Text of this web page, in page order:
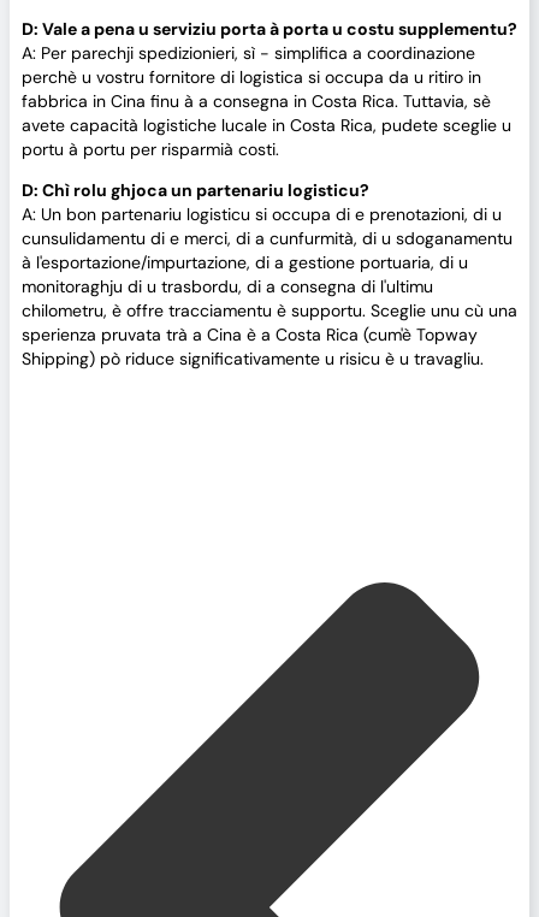
D: Vale a pena u serviziu porta à porta u costu supplementu?
A: Per parechji spedizionieri, sì - simplifica a coordinazione
perchè u vostru fornitore di logistica si occupa da u ritiro in
fabbrica in Cina finu à a consegna in Costa Rica. Tuttavia, sè
avete capacità logistiche lucale in Costa Rica, pudete sceglie u
portu à portu per risparmià costi.
D: Chì rolu ghjoca un partenariu logisticu?
A: Un bon partenariu logisticu si occupa di e prenotazioni, di u
cunsulidamentu di e merci, di a cunfurmità, di u sdoganamentu
à l'esportazione/impurtazione, di a gestione portuaria, di u
monitoraghju di u trasbordu, di a consegna di l'ultimu
chilometru, è offre tracciamentu è supportu. Sceglie unu cù una
sperienza pruvata trà a Cina è a Costa Rica (cum'è Topway
Shipping) pò riduce significativamente u risicu è u travagliu.